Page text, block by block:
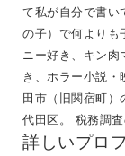
て私が自分で書い
の子）で何よりも
ニー好き、キン
き、ホラー小説
田市（旧関宿町
代田区。 税務調
詳しいプロ